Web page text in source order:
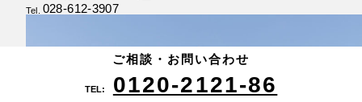
Tel. 028-612-3907
0287-62-1161
ハイマウント新白河101
0248-21-6802
ご相談・お問い合わせ
TEL: 0120-2121-86